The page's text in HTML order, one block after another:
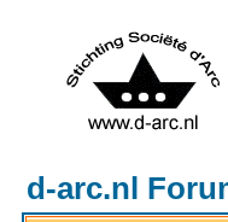
d-arc.nl